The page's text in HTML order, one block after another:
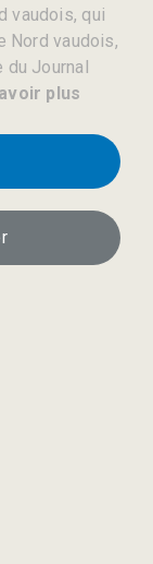
vaudois, qui
Nord vaudois,
du Journal
plus